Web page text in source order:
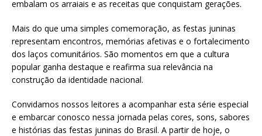
embalam os arraiais e as receitas que conquistam gerações.
Mais do que uma simples comemoração, as festas juninas
representam encontros, memórias afetivas e o fortalecimento
dos laços comunitários. São momentos em que a cultura
popular ganha destaque e reafirma sua relevância na
construção da identidade nacional.
Convidamos nossos leitores a acompanhar esta série especial
e embarcar conosco nessa jornada pelas cores, sons, sabores
e histórias das festas juninas do Brasil. A partir de hoje, o